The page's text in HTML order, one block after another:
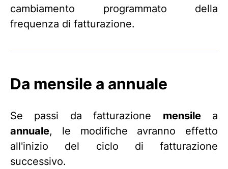
cambiamento programmato della
frequenza di fatturazione.
Da mensile a annuale
Se passi da fatturazione mensilea
annuale, le modifiche avranno effetto
all'inizio del ciclo di fatturazione
successivo.